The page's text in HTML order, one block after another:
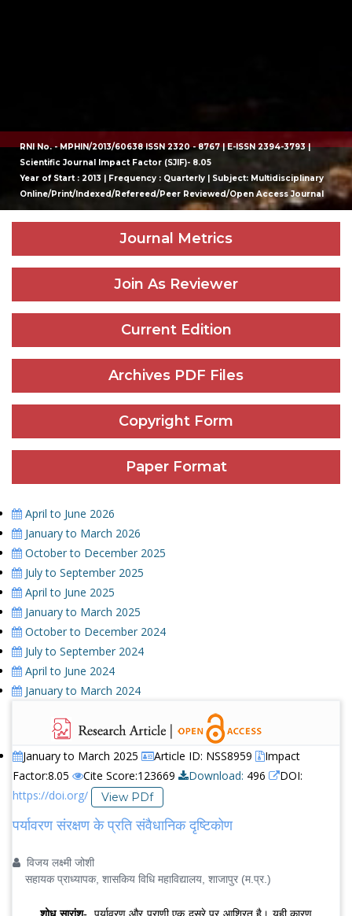
RNI No. - MPHIN/2013/60638 ISSN 2320 - 8767 | E-ISSN 2394-3793 |
Scientific Journal Impact Factor (SJIF)- 8.05
Year of Start : 2013 | Frequency : Quarterly | Subject: Multidisciplinary
Online/Print/Indexed/Refereed/Peer Reviewed/Open Access Journal
Journal Metrics
Join As Reviewer
Current Edition
Archives PDF Files
Copyright Form
Paper Format
April to June 2026
January to March 2026
October to December 2025
July to September 2025
April to June 2025
January to March 2025
October to December 2024
July to September 2024
April to June 2024
January to March 2024
January to March 2025 Article ID: NSS8959
Impact
Factor:8.05
Cite Score:123669 Download: 496
DOI:
https://doi.org/
View PDf
पर्यावरण संरक्षण के प्रति संवैधानिक दृष्टिकोण
विजय लक्ष्मी जोशी
सहायक प्राध्यापक, शासकिय विधि महाविद्यालय, शाजापुर (म.प्र.)